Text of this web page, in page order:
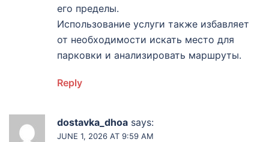
его пределы.
Использование услуги также избавляет
от необходимости искать место для
парковки и анализировать маршруты.
Reply
dostavka_dhoa says:
JUNE 1, 2026 AT 9:59 AM